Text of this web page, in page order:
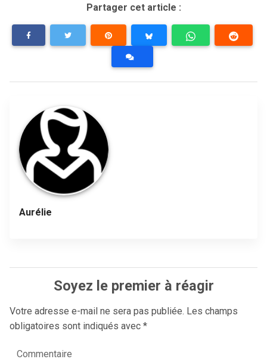
Partager cet article :
Aurélie
Soyez le premier à réagir
Votre adresse e-mail ne sera pas publiée. Les champs
obligatoires sont indiqués avec *
Commentaire